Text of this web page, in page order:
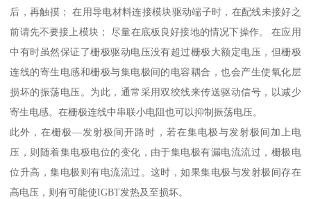
后，再触摸； 在用导电材料连接模块驱动端子时，在配线未接好之
前请先不要接上模块； 尽量在底板良好接地的情况下操作。 在应用
中有时虽然保证了栅极驱动电压没有超过栅极大额定电压，但栅极
连线的寄生电感和栅极与集电极间的电容耦合，也会产生使氧化层
损坏的振荡电压。为此，通常采用双绞线来传送驱动信号，以减少
寄生电感。在栅极连线中串联小电阻也可以抑制振荡电压。
此外，在栅极—发射极间开路时，若在集电极与发射极间加上电
压，则随着集电极电位的变化，由于集电极有漏电流流过，栅极电
位升高，集电极则有电流流过。这时，如果集电极与发射极间存在
高电压，则有可能使IGBT发热及至损坏。